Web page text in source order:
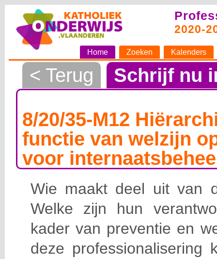
2020-
Home Zoeken Kalenders
< Terug Schrijf nu
8/20/35-M12
functie van welzijn
voor
Wie maakt deel uit van
Welke zijn hun
kader van preventie en
deze professionalisering